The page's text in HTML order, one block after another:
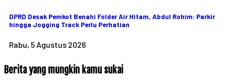
DPRD Desak Pemkot Benahi Folder Air Hitam, Abdul Rohim: Parkir
hingga Jogging Track Perlu Perhatian
Rabu, 5 Agustus 2026
Berita yang mungkin kamu sukai